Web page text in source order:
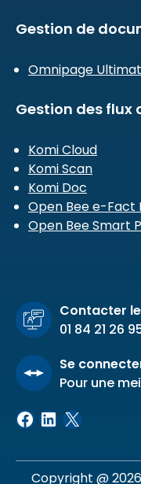
Gestion de
Omnipage
Gestion des flux
Komi Cloud
Komi Scan
Komi Doc
Open Bee e-Fact
Open Bee Smart
Contacter le
01 84 21 26
Se
Pour une
Facebook
LinkedIn
X
Copyright @